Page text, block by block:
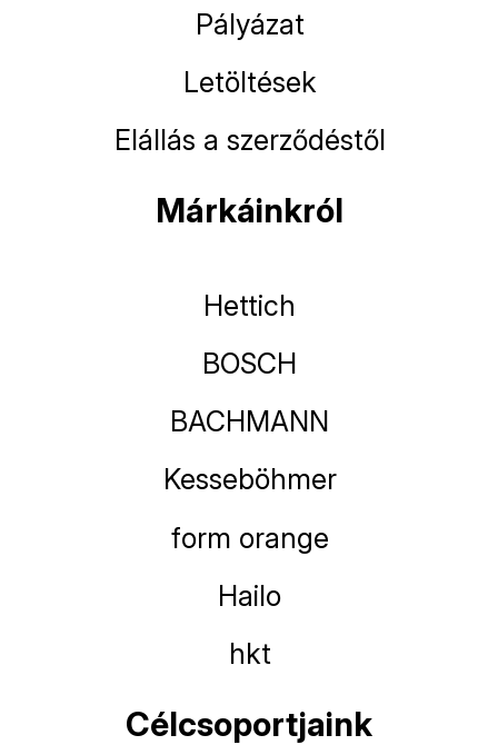
Pályázat
Letöltések
Elállás a szerződéstől
Márkáinkról
Hettich
BOSCH
BACHMANN
Kesseböhmer
form orange
Hailo
hkt
Célcsoportjaink